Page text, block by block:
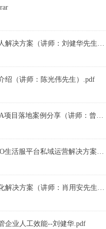
第一讲：物业智能财税机器人解决方案（讲师：刘健华先生）.pdf
绍（讲师：陈光伟先生）.pdf
第二讲：地产及物业行业RPA项目落地案例分享（讲师：曾志刚先生）.pdf
第二讲：酷客多智慧社区O2O生活服平台私域运营解决方案（讲师：郝宪玮先生）.pdf
第一讲：物业收费场景数字化解决方案（讲师：肖用安先生）.pdf
企业人工效能--刘健华.pdf